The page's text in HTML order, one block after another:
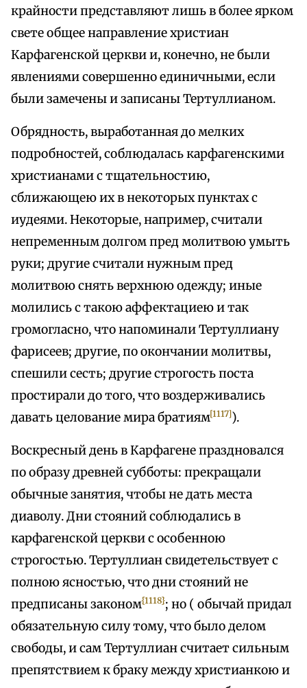
крайности представляют лишь в более ярком
свете общее направление христиан
Карфагенской церкви и, конечно, не были
явлениями совершенно единичными, если
были замечены и записаны Тертуллианом.
Обрядность, выработанная до мелких
подробностей, соблюдалась карфагенскими
христианами с тщательностию,
сближающею их в некоторых пунктах с
иудеями. Некоторые, например, считали
непременным долгом пред молитвою умыть
руки; другие считали нужным пред
молитвою снять верхнюю одежду; иные
молились с такою аффектациею и так
громогласно, что напоминали Тертуллиану
фарисеев; другие, по окончании молитвы,
спешили сесть; другие строгость поста
простирали до того, что воздерживались
давать целование мира братиям[1117]).
Воскресный день в Карфагене праздновался
по образу древней субботы: прекращали
обычные занятия, чтобы не дать места
диаволу. Дни стояний соблюдались в
карфагенской церкви с особенною
строгостью. Тертуллиан свидетельствует с
полною ясностью, что дни стояний не
предписаны законом{1118}; но ( обычай придал
обязательную силу тому, что было делом
свободы, и сам Тертуллиан считает сильным
препятствием к браку между христианкою и